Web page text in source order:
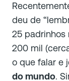
deu de
25 padrinhos
200 mil
o que falar e
do mundo.